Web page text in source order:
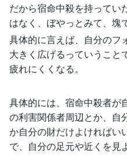
だから宿命中殺を持ってい
はなく、ぼやっとみて、塊
具体的に言えば、自分のフ
大きく広げるっていうこと
疲れにくくなる。
具体的には、宿命中殺者が
の利害関係者周辺とか、自
か自分の財だけよければい
で、自分の足元や近くを見